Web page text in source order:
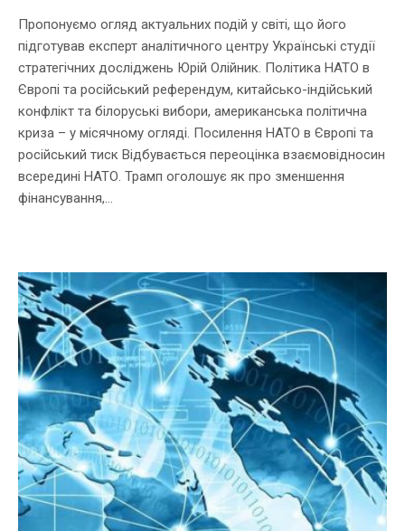
Пропонуємо огляд актуальних подій у світі, що його
підготував експерт аналітичного центру Українські студії
стратегічних досліджень Юрій Олійник. Політика НАТО в
Європі та російський референдум, китайсько-індійський
конфлікт та білоруські вибори, американська політична
криза – у місячному огляді. Посилення НАТО в Європі та
російський тиск Відбувається переоцінка взаємовідносин
всередині НАТО. Трамп оголошує як про зменшення
фінансування,...